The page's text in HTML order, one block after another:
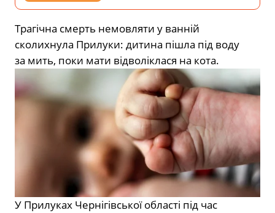
Трагічна смерть немовляти у ванній
сколихнула Прилуки: дитина пішла під воду
за мить, поки мати відволіклася на кота.
У Прилуках Чернігівської області під час